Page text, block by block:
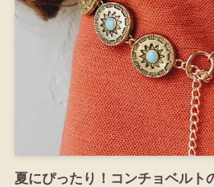
夏にぴったり！コンチョベルト